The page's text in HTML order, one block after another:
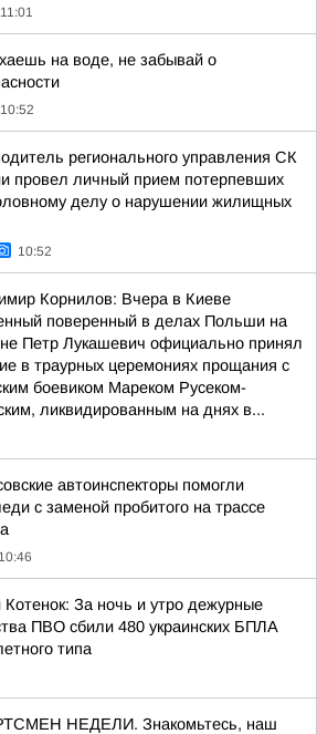
11:01
на воде, не забывай о
10:52
регионального управления СК
провел личный прием потерпевших
делу о нарушении жилищных
10:52
Корнилов: Вчера в Киеве
поверенный в делах Польши на
Петр Лукашевич официально принял
в траурных церемониях прощания с
боевиком Мареком Русеком-
ликвидированным на днях в...
автоинспекторы помогли
с заменой пробитого на трассе
10:46
За ночь и утро дежурные
ПВО сбили 480 украинских БПЛА
типа
НЕДЕЛИ. Знакомьтесь, наш